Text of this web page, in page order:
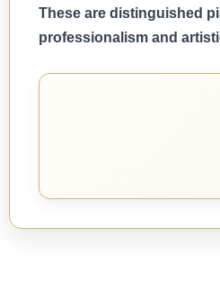
These are distinguished
professionalism and